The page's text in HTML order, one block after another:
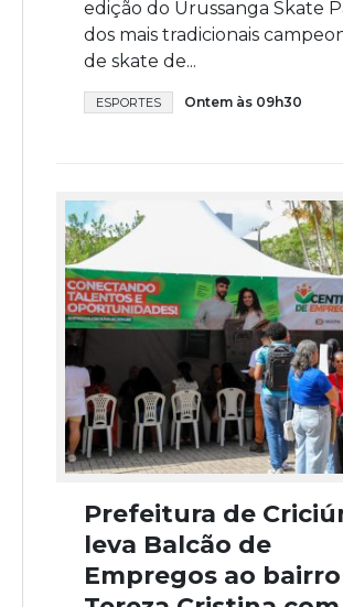
edição do Urussanga Skate
dos mais tradicionais
de skate de...
ESPORTES Ontem às 09h30
Prefeitura de
leva Balcão de
Empregos ao bairro